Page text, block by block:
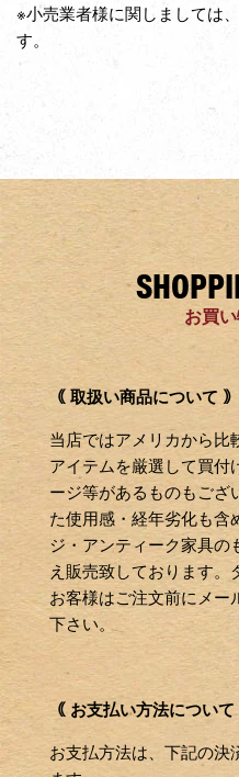
※小売業者様に関しましては
す。
お買
｟ 取扱い商品について ｠
当店ではアメリカから比
アイテムを厳選して買付
ージ等があるものもござ
た使用感・経年劣化も含
ジ・アンティーク家具の
え販売致しております。
お客様はご注文前にメー
下さい。
｟ お支払い方法につい
お支払方法は、下記の決